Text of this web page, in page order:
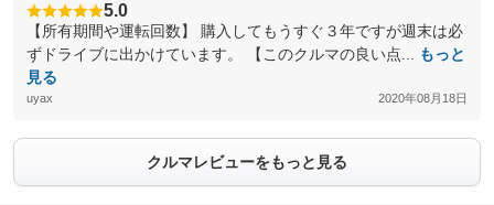
5.0
【所有期間や運転回数】 購入してもうすぐ３年ですが週末は必
ずドライブに出かけています。 【このクルマの良い点...
もっと
見る
uyax 2020年08月18日
クルマレビューをもっと見る